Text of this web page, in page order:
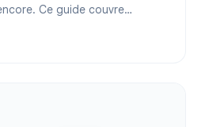
Ce guide couvre
complet de l'extension IA pour